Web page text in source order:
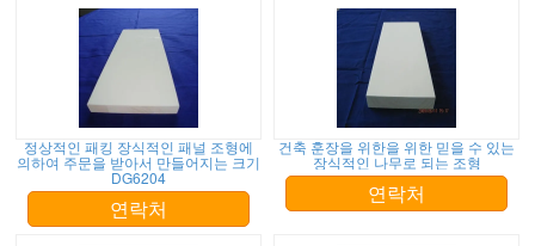
정상적인 패킹 장식적인 패널 조형에
의하여 주문을 받아서 만들어지는 크기
DG6204
연락처
건축 훈장을 위한을 위한 믿을 수 있는
장식적인 나무로 되는 조형
연락처